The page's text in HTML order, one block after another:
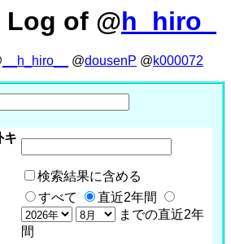
Log of @h_hiro_
__h_hiro__ @dousenP @k000072
キ
検索結果に含める
すべて
直近2年間
までの直近2年
間